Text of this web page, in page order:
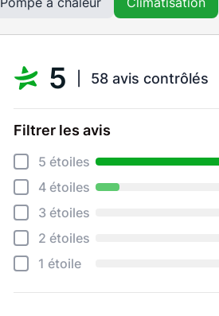
5 58 avis contrôlés
Filtrer les avis
5 étoiles
4 étoiles
3 étoiles
2 étoiles
1 étoile